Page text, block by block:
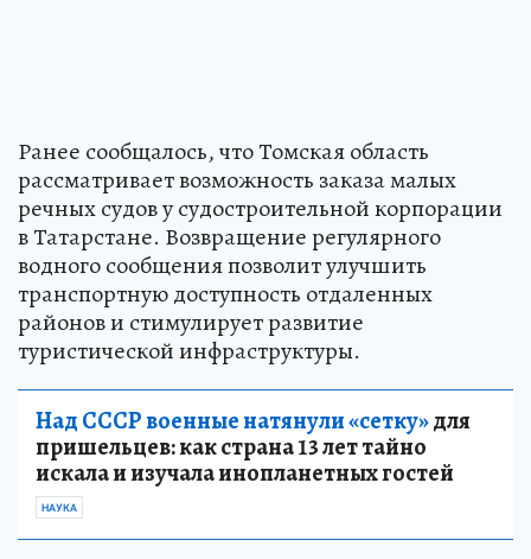
Ранее сообщалось, что Томская область
рассматривает возможность заказа малых
речных судов у судостроительной корпорации
в Татарстане. Возвращение регулярного
водного сообщения позволит улучшить
транспортную доступность отдаленных
районов и стимулирует развитие
туристической инфраструктуры.
Над СССР военные натянули «сетку»для
пришельцев: как страна 13 лет тайно
искала и изучала инопланетных гостей
НАУКА